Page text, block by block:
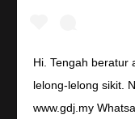
Hi. Tengah beratur
lelong-lelong sikit.
www.gdj.my